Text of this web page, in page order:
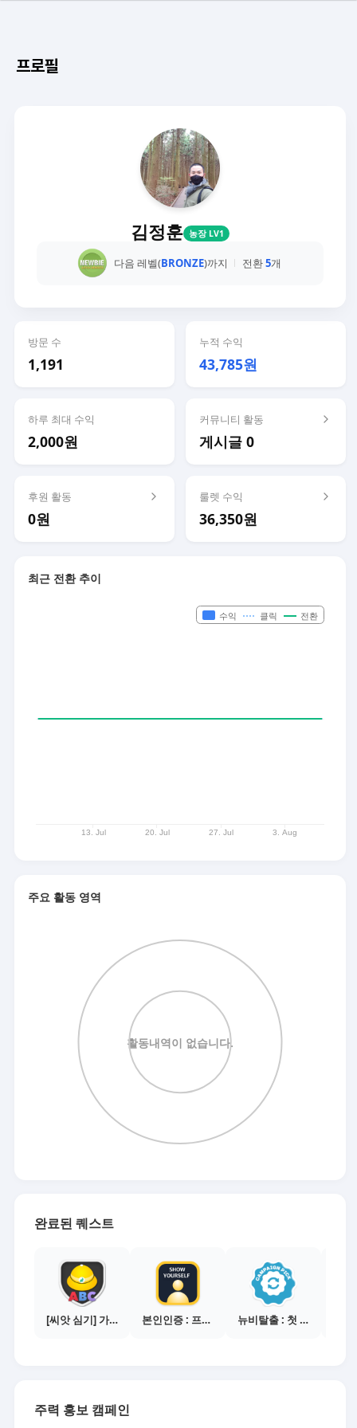
프로필
김정훈 농장 LV1
다음 레벨(BRONZE)까지 전환5개
방문 수
1,191
누적 수익
43,785원
하루 최대 수익
2,000원
커뮤니티 활동
게시글 0
후원 활동
0원
룰렛 수익
36,350원
최근 전환 추이
주요 활동 영역
완료된 퀘스트
[씨앗 심기] 가이드보기 - 매체별 활동 가이드 본인인증 : 프로필 사진등록 뉴비탈출 : 첫 전환 달성
주력 홍보 캠페인